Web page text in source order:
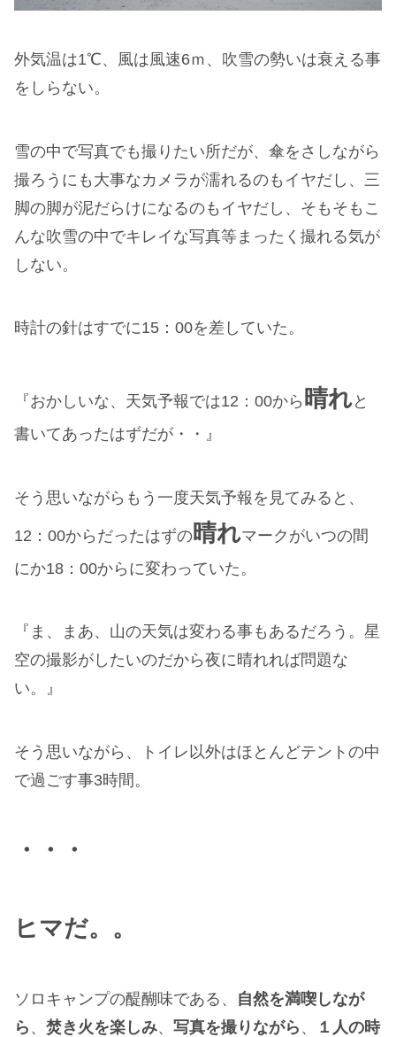
外気温は1℃、風は風速6ｍ、吹雪の勢いは衰える事
をしらない。
雪の中で写真でも撮りたい所だが、傘をさしながら
撮ろうにも大事なカメラが濡れるのもイヤだし、三
脚の脚が泥だらけになるのもイヤだし、そもそもこ
んな吹雪の中でキレイな写真等まったく撮れる気が
しない。
時計の針はすでに15：00を差していた。
『おかしいな、天気予報では12：00から 晴れと
書いてあったはずだが・・』
そう思いながらもう一度天気予報を見てみると、
12：00からだったはずの 晴れマークがいつの間
にか18：00からに変わっていた。
『ま、まあ、山の天気は変わる事もあるだろう。星
空の撮影がしたいのだから夜に晴れれば問題な
い。』
そう思いながら、トイレ以外はほとんどテントの中
で過ごす事3時間。
・・・
ヒマだ。。
ソロキャンプの醍醐味である、 自然を満喫しなが
ら 、 焚き火を楽しみ、 写真を撮りながら 、
１人の時